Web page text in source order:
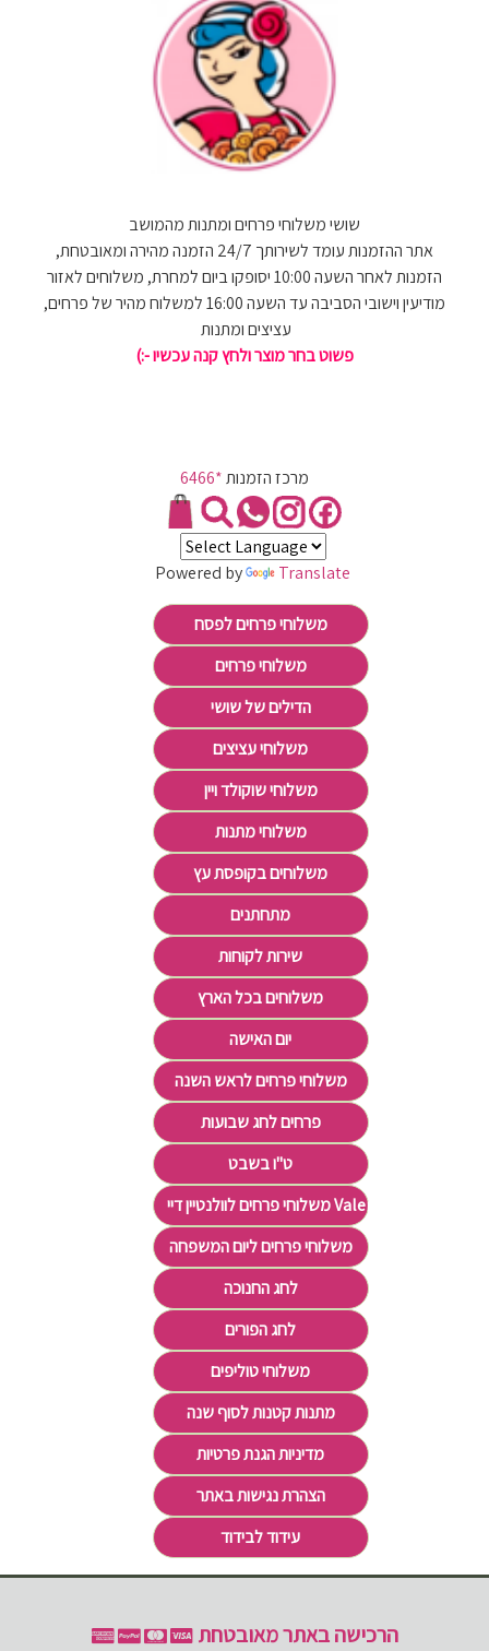
שושי משלוחי פרחים ומתנות מהמושב
אתר ההזמנות עומד לשירותך 24/7 הזמנה מהירה ומאובטחת,
הזמנות לאחר השעה 10:00 יסופקו ביום למחרת, משלוחים לאזור
מודיעין וישובי הסביבה עד השעה 16:00 למשלוח מהיר של פרחים,
עציצים ומתנות
פשוט בחר מוצר ולחץ קנה עכשיו -:)
מרכז הזמנות*6466
Powered by Translate
משלוחי פרחים לפסח
משלוחי פרחים
הדילים של שושי
משלוחי עציצים
משלוחי שוקולד ויין
משלוחי מתנות
משלוחים בקופסת עץ
מתחתנים
שירות לקוחות
משלוחים בכל הארץ
יום האישה
משלוחי פרחים לראש השנה
פרחים לחג שבועות
ט"ו בשבט
משלוחי פרחים לוולנטיין דיי Valentine's Day
משלוחי פרחים ליום המשפחה
לחג החנוכה
לחג הפורים
משלוחי טוליפים
מתנות קטנות לסוף שנה
מדיניות הגנת פרטיות
הצהרת נגישות באתר
עידוד לבידוד
הרכישה באתר מאובטחת